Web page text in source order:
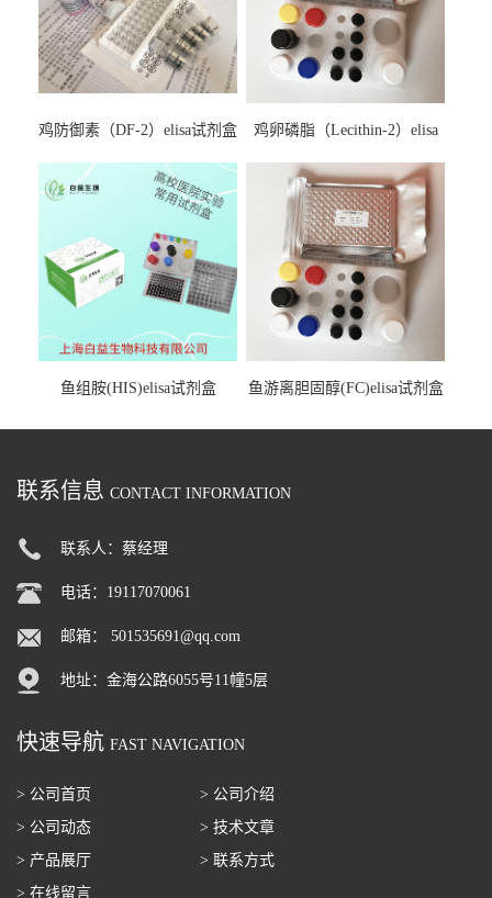
鸡防御素（DF-2）elisa试剂盒
鸡卵磷脂（Lecithin-2）elisa
鱼组胺(HIS)elisa试剂盒 鱼游离胆固醇(FC)elisa试剂盒
联系信息 CONTACT INFORMATION
联系人：蔡经理
电话：19117070061
邮箱： 501535691@qq.com
地址：金海公路6055号11幢5层
快速导航 FAST NAVIGATION
> 公司首页
> 公司介绍
> 公司动态
> 技术文章
> 产品展厅
> 联系方式
> 在线留言